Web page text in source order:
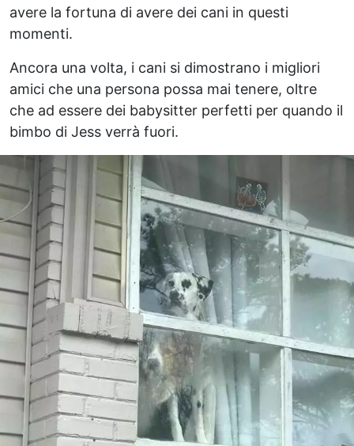
avere la fortuna di avere dei cani in questi
momenti.
Ancora una volta, i cani si dimostrano i migliori
amici che una persona possa mai tenere, oltre
che ad essere dei babysitter perfetti per quando il
bimbo di Jess verrà fuori.